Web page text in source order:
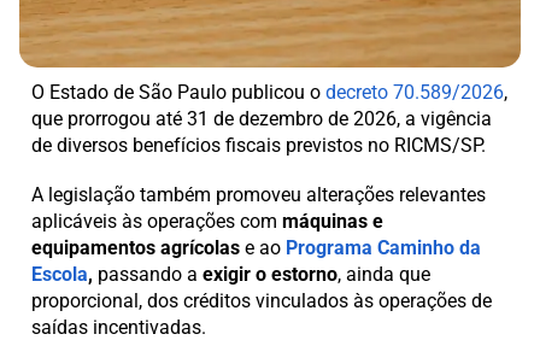
O Estado de São Paulo publicou o decreto 70.589/2026,
que prorrogou até 31 de dezembro de 2026, a vigência
de diversos benefícios fiscais previstos no RICMS/SP.
A legislação também promoveu alterações relevantes
aplicáveis às operações com máquinas e
equipamentos agrícolas e ao Programa Caminho da
Escola, passando a exigir o estorno, ainda que
proporcional, dos créditos vinculados às operações de
saídas incentivadas.